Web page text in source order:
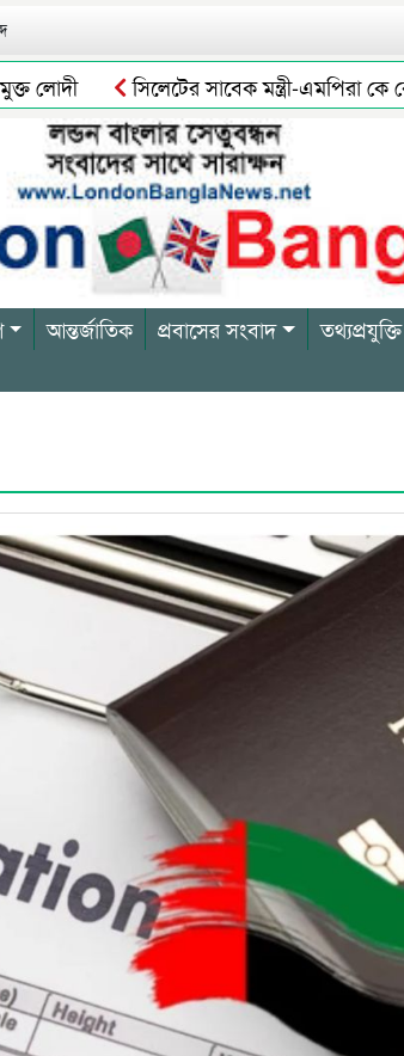
সিলেটের সাবেক মন্ত্রী-এমপিরা কে
আটক
সিলেটে গরুর পচা মাংস বিক্রির
আন্তর্জাতিক প্রবাসের সংবাদ তথ্যপ্রযুক্তি